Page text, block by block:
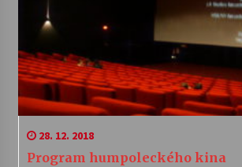
28. 12. 2018
Program humpoleckého kina